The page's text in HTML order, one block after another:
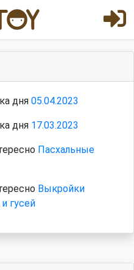
дня 05.04.2023
дня 17.03.2023
Пасхальные
Выкройки
гусей